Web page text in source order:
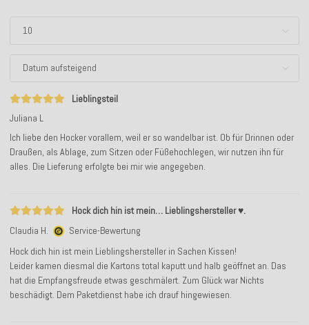
Lieblingsteil
Juliana L
Ich liebe den Hocker vorallem, weil er so wandelbar ist. Ob für Drinnen oder
Draußen, als Ablage, zum Sitzen oder Füßehochlegen, wir nutzen ihn für
alles. Die Lieferung erfolgte bei mir wie angegeben.
Hock dich hin ist mein… Lieblingshersteller ♥️.
Claudia H.
Service-Bewertung
Hock dich hin ist mein Lieblingshersteller in Sachen Kissen!
Leider kamen diesmal die Kartons total kaputt und halb geöffnet an. Das
hat die Empfangsfreude etwas geschmälert. Zum Glück war Nichts
beschädigt. Dem Paketdienst habe ich drauf hingewiesen.